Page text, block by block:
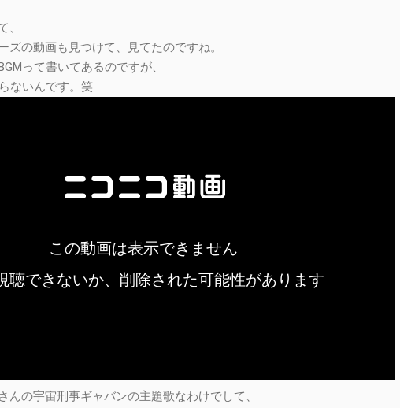
、
ズの動画も見つけて、見てたのですね。
って書いてあるのですが、
ないんです。笑
んの宇宙刑事ギャバンの主題歌なわけでして、